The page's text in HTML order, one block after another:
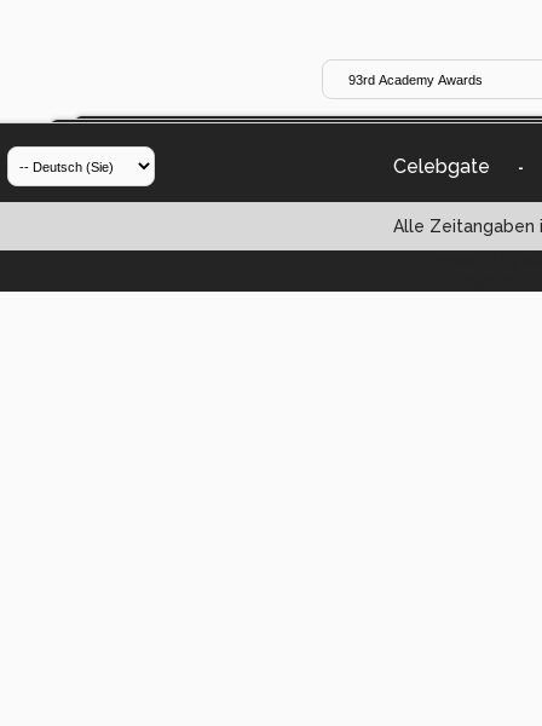
Celebgate -
Alle Zeitangaben